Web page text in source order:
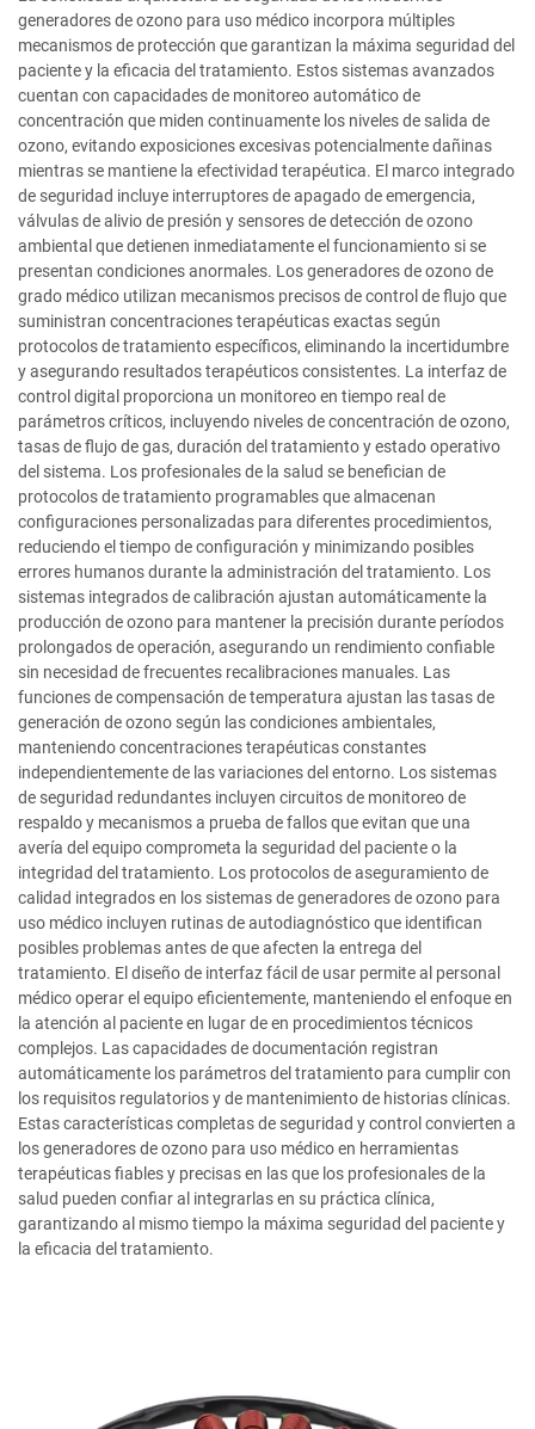
generadores de ozono para uso médico incorpora múltiples
mecanismos de protección que garantizan la máxima seguridad del
paciente y la eficacia del tratamiento. Estos sistemas avanzados
cuentan con capacidades de monitoreo automático de
concentración que miden continuamente los niveles de salida de
ozono, evitando exposiciones excesivas potencialmente dañinas
mientras se mantiene la efectividad terapéutica. El marco integrado
de seguridad incluye interruptores de apagado de emergencia,
válvulas de alivio de presión y sensores de detección de ozono
ambiental que detienen inmediatamente el funcionamiento si se
presentan condiciones anormales. Los generadores de ozono de
grado médico utilizan mecanismos precisos de control de flujo que
suministran concentraciones terapéuticas exactas según
protocolos de tratamiento específicos, eliminando la incertidumbre
y asegurando resultados terapéuticos consistentes. La interfaz de
control digital proporciona un monitoreo en tiempo real de
parámetros críticos, incluyendo niveles de concentración de ozono,
tasas de flujo de gas, duración del tratamiento y estado operativo
del sistema. Los profesionales de la salud se benefician de
protocolos de tratamiento programables que almacenan
configuraciones personalizadas para diferentes procedimientos,
reduciendo el tiempo de configuración y minimizando posibles
errores humanos durante la administración del tratamiento. Los
sistemas integrados de calibración ajustan automáticamente la
producción de ozono para mantener la precisión durante períodos
prolongados de operación, asegurando un rendimiento confiable
sin necesidad de frecuentes recalibraciones manuales. Las
funciones de compensación de temperatura ajustan las tasas de
generación de ozono según las condiciones ambientales,
manteniendo concentraciones terapéuticas constantes
independientemente de las variaciones del entorno. Los sistemas
de seguridad redundantes incluyen circuitos de monitoreo de
respaldo y mecanismos a prueba de fallos que evitan que una
avería del equipo comprometa la seguridad del paciente o la
integridad del tratamiento. Los protocolos de aseguramiento de
calidad integrados en los sistemas de generadores de ozono para
uso médico incluyen rutinas de autodiagnóstico que identifican
posibles problemas antes de que afecten la entrega del
tratamiento. El diseño de interfaz fácil de usar permite al personal
médico operar el equipo eficientemente, manteniendo el enfoque en
la atención al paciente en lugar de en procedimientos técnicos
complejos. Las capacidades de documentación registran
automáticamente los parámetros del tratamiento para cumplir con
los requisitos regulatorios y de mantenimiento de historias clínicas.
Estas características completas de seguridad y control convierten a
los generadores de ozono para uso médico en herramientas
terapéuticas fiables y precisas en las que los profesionales de la
salud pueden confiar al integrarlas en su práctica clínica,
garantizando al mismo tiempo la máxima seguridad del paciente y
la eficacia del tratamiento.